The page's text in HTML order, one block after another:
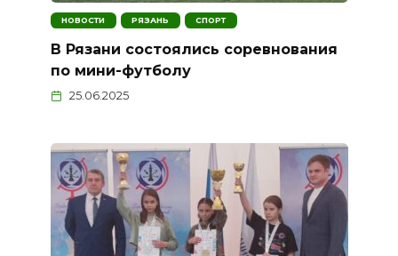
НОВОСТИ РЯЗАНЬ СПОРТ
В Рязани состоялись соревнования
по мини-футболу
25.06.2025